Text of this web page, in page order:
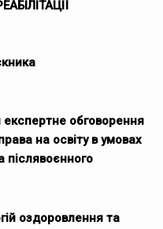
експертне обговорення
на освіту в умовах
післявоєнного
оздоровлення та